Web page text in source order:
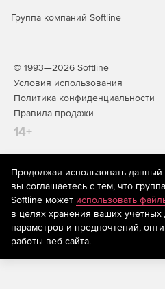
Группа компаний Softline
© 1993—2026 Softline
Условия использования
Политика конфиденциальности
Правила продажи
14+
На информационном ресурсе
рекомендательные технологии
предоставления информации на
систематизации и анализа
предпочтениям пользователей
находящихся на территории
Продолжая использовать данный
вы соглашаетесь с тем, что
Softline может использовать
в целях хранения ваших учетных
параметров и предпочтений,
работы веб-сайта.